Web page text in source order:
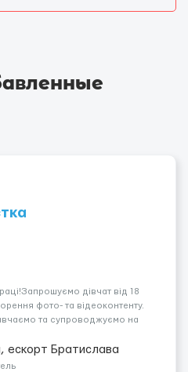
дівчат від 18
фото- та відеоконтенту.
та супроводжуємо на
підтримку. Працюємо офіційно,
ескорт Братислава